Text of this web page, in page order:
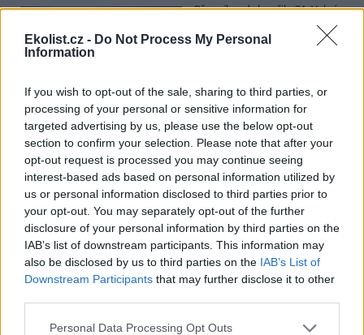
Ekolist.cz - Do Not Process My Personal
Information
If you wish to opt-out of the sale, sharing to third parties, or
processing of your personal or sensitive information for
targeted advertising by us, please use the below opt-out
section to confirm your selection. Please note that after your
opt-out request is processed you may continue seeing
interest-based ads based on personal information utilized by
us or personal information disclosed to third parties prior to
your opt-out. You may separately opt-out of the further
disclosure of your personal information by third parties on the
IAB’s list of downstream participants. This information may
also be disclosed by us to third parties on the IAB’s List of
Downstream Participants that may further disclose it to other
Personal Data Processing Opt Outs
Přes víkend skončilo 31. Valné
shromáždění Mezinárodního
úřadu pro mořské dno (ISA),
jasně deklarovat, že snahy o nezákonnou hlubinnou těžbu
nebudou tolerovány.
Luboš Pavlovič: Veřejnost může do poloviny srpna
připomínkovat plavební kanál u Přelouče
3.8.2026
Diskuse: 16
Ministerstvo životního
prostředí oznámilo 14.
července 2026 zahájení
zjišťovacího řízení pro záměr
„Stupeň Přelouč II“ za asi 3,3
do Pardubic. Veřejnost může své vyjádření k vlivům této stavby na
životní prostředí poslat ministerstvu do 13. srpna 2026.